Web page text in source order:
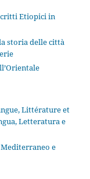
Etiopici in
storia delle città
Littérature et
Letteratura e
Mediterraneo e